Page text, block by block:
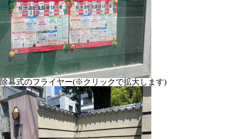
除幕式のフライヤー(※クリックで拡大します)